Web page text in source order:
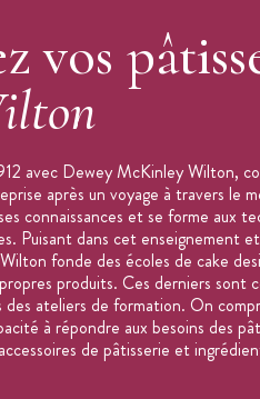
vos
avec Dewey McKinley Wilton,
après un voyage à travers le
connaissances et se forme aux
Puisant dans cet enseignement
fonde des écoles de cake
produits. Ces derniers sont
ateliers de formation. On
à répondre aux besoins des
de pâtisserie et